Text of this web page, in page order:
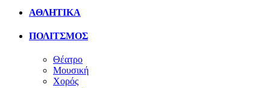
ΑΘΛΗΤΙΚΑ
ΠΟΛΙΤΣΜΟΣ
Θέατρο
Μουσική
Χορός